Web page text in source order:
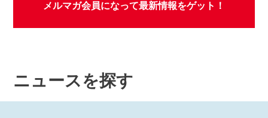
メルマガ会員になって最新情報をゲット！
ニュースを探す